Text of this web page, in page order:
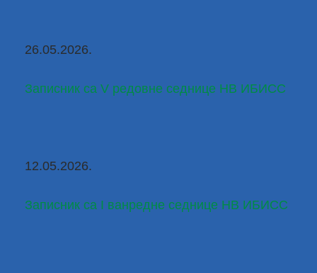
26.05.2026.
Записник са V редовне седнице НВ ИБИСС
12.05.2026.
Записник са I ванредне седнице НВ ИБИСС